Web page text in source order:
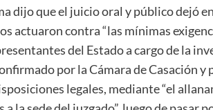
dijo que el juicio oral y público dejó
actuaron contra “las mínimas
del Estado a cargo de la
por la Cámara de Casación y
legales, mediante “el